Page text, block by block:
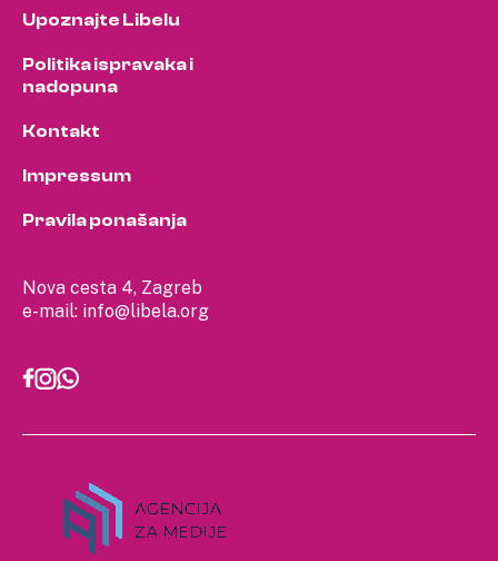
Nova cesta 4, Zagreb
e-mail: info@libela.org
Upoznajte Libelu
Politika ispravaka i
nadopuna
Kontakt
Impressum
Pravila ponašanja